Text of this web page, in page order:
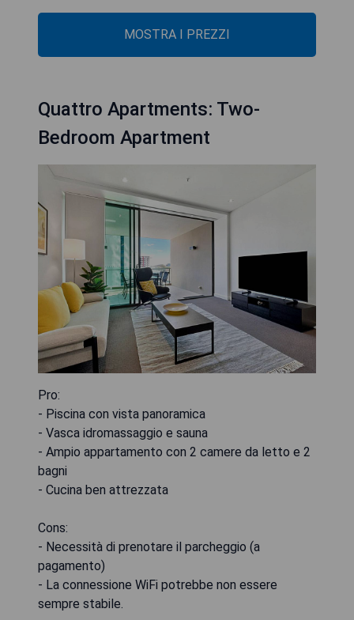
MOSTRA I PREZZI
Quattro Apartments: Two-
Bedroom Apartment
Pro:
- Piscina con vista panoramica
- Vasca idromassaggio e sauna
- Ampio appartamento con 2 camere da letto e 2
bagni
- Cucina ben attrezzata
Cons:
- Necessità di prenotare il parcheggio (a
pagamento)
- La connessione WiFi potrebbe non essere
sempre stabile.